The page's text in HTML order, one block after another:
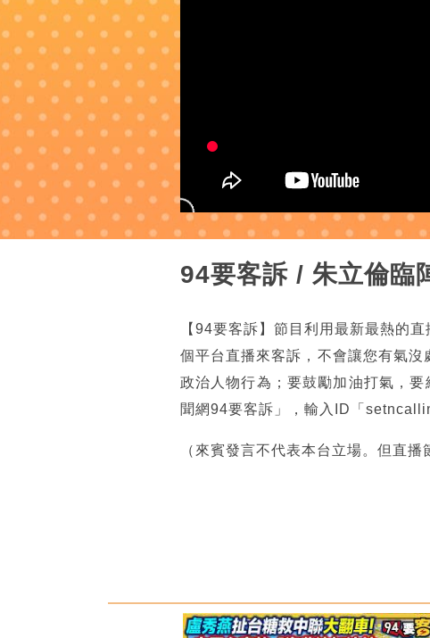
94要客訴 / 朱立倫臨
【94要客訴】節目利用最新最熱的
個平台直播來客訴，不會讓您有氣
政治人物行為；要鼓勵加油打氣，
聞網94要客訴」，輸入ID「
（來賓發言不代表本台立場。但直